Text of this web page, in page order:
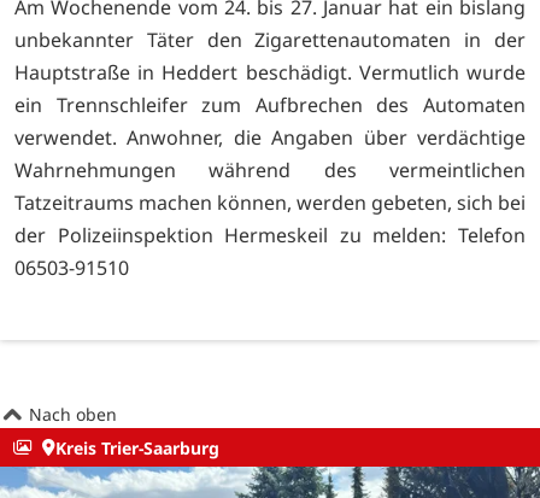
Am Wochenende vom 24. bis 27. Januar hat ein bislang
unbekannter Täter den Zigarettenautomaten in der
Hauptstraße in Heddert beschädigt. Vermutlich wurde
ein Trennschleifer zum Aufbrechen des Automaten
verwendet. Anwohner, die Angaben über verdächtige
Wahrnehmungen während des vermeintlichen
Tatzeitraums machen können, werden gebeten, sich bei
der Polizeiinspektion Hermeskeil zu melden: Telefon
06503-91510
Nach oben
Kreis Trier-Saarburg